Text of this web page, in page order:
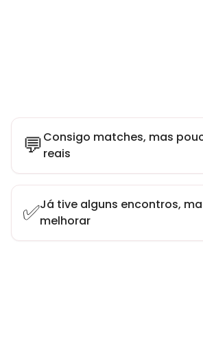
💬Consigo matches, mas
reais
✅Já tive alguns encontros,
melhorar